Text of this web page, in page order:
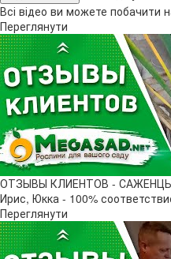
Всі відео ви можете побачити
Переглянути
ОТЗЫВЫ КЛИЕНТОВ - САЖЕНЦЫ
Ирис, Юкка - 100%
Переглянути